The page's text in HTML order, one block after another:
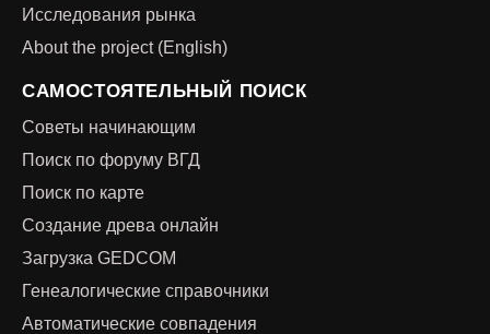
Исследования рынка
About the project (English)
САМОСТОЯТЕЛЬНЫЙ ПОИСК
Советы начинающим
Поиск по форуму ВГД
Поиск по карте
Создание древа онлайн
Загрузка GEDCOM
Генеалогические справочники
Автоматические совпадения